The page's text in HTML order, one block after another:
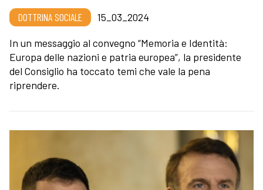
DOTTRINA SOCIALE
15_03_2024
In un messaggio al convegno “Memoria e Identità:
Europa delle nazioni e patria europea”, la presidente
del Consiglio ha toccato temi che vale la pena
riprendere.